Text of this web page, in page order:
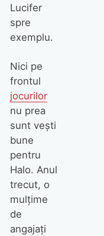
Lucifer
spre
exemplu.
Nici pe
frontul
jocurilor
nu prea
sunt vești
bune
pentru
Halo. Anul
trecut, o
mulțime
de
angajați